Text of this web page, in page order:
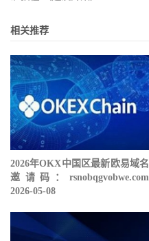
相关推荐
2026年OKX中国区最新欧易域名
邀请码：rsnobqgvobwe.com
2026-05-08